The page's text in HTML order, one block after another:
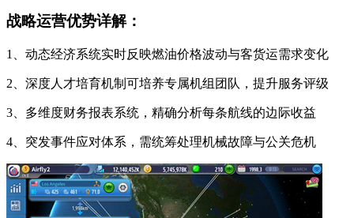
战略运营优势详解：
1、动态经济系统实时反映燃油价格波动与客货运需求变化
2、深度人才培育机制可培养专属机组团队，提升服务评级
3、多维度财务报表系统，精确分析每条航线的边际收益
4、突发事件应对体系，需统筹处理机械故障与公关危机